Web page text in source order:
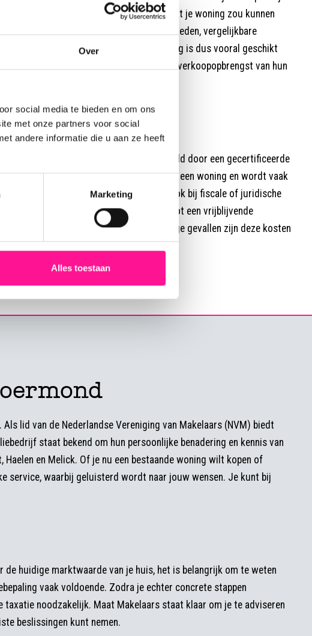
Over
social media te bieden en om ons
met onze partners voor social
andere informatie die u aan ze heeft
Marketing
Alles toestaan
Het geeft een indicatie van wat je woning zou kunnen
op de huidige marktomstandigheden, vergelijkbare
de staat van het huis. Een waardebepaling is dus vooral geschikt
inzicht willen krijgen in de mogelijke verkoopopbrengst van hun
schriftelijk rapport dat wordt opgesteld door een gecertificeerde
een gevalideerde waardebepaling van een woning en wordt vaak
het aanvragen van een hypotheek, maar ook bij fiscale of juridische
echtscheiding of erfenis. In tegenstelling tot een vrijblijvende
een taxatie kosten verbonden. In sommige gevallen zijn deze kosten
lid van de Nederlandse Vereniging van Makelaars (NVM) biedt
staat bekend om hun persoonlijke benadering en kennis van
en Melick. Of je nu een bestaande woning wilt kopen of
service, waarbij geluisterd wordt naar jouw wensen. Je kunt bij
huidige marktwaarde van je huis, het is belangrijk om te weten
vaak voldoende. Zodra je echter concrete stappen
taxatie noodzakelijk. Maat Makelaars staat klaar om je te adviseren
beslissingen kunt nemen.